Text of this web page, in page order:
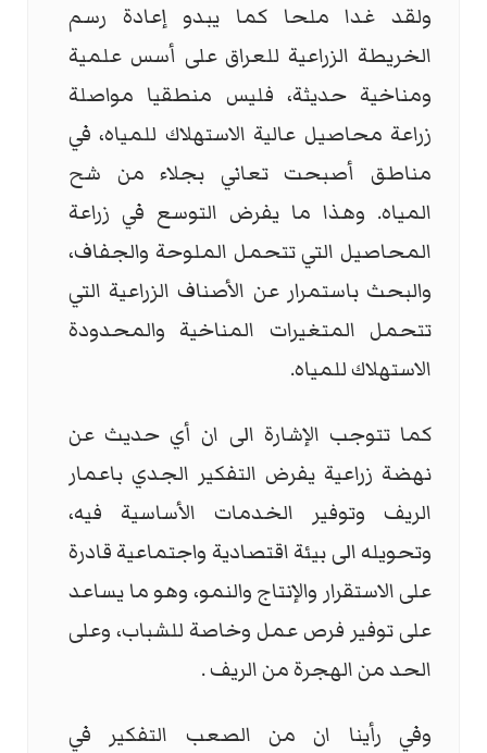
ولقد غدا ملحا كما يبدو إعادة رسم
الخريطة الزراعية للعراق على أسس علمية
ومناخية حديثة، فليس منطقيا مواصلة
زراعة محاصيل عالية الاستهلاك للمياه، في
مناطق أصبحت تعاني بجلاء من شح
المياه. وهذا ما يفرض التوسع في زراعة
المحاصيل التي تتحمل الملوحة والجفاف،
والبحث باستمرار عن الأصناف الزراعية التي
تتحمل المتغيرات المناخية والمحدودة
الاستهلاك للمياه.
كما تتوجب الإشارة الى ان أي حديث عن
نهضة زراعية يفرض التفكير الجدي باعمار
الريف وتوفير الخدمات الأساسية فيه،
وتحويله الى بيئة اقتصادية واجتماعية قادرة
على الاستقرار والإنتاج والنمو، وهو ما يساعد
على توفير فرص عمل وخاصة للشباب، وعلى
الحد من الهجرة من الريف .
وفي رأينا ان من الصعب التفكير في